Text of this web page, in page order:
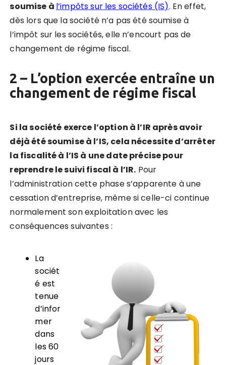
soumise à l’impôts sur les sociétés (IS). En effet,
dès lors que la société n’a pas été soumise à
l’impôt sur les sociétés, elle n’encourt pas de
changement de régime fiscal.
2 – L’option exercée entraîne un
changement de régime fiscal
Si la société exerce l’option à l’IR après avoir
déjà été soumise à l’IS, cela nécessite d’arrêter
la fiscalité à l’IS à une date précise pour
reprendre le suivi fiscal à l’IR. Pour
l’administration cette phase s’apparente à une
cessation d’entreprise, même si celle-ci continue
normalement son exploitation avec les
conséquences suivantes :
La
sociét
é est
tenue
d’infor
mer
dans
les 60
jours